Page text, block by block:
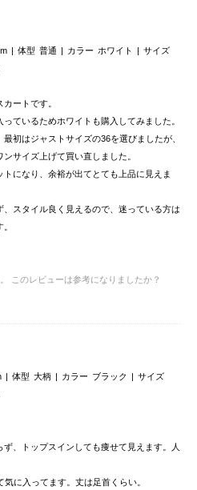
体型 普通 カラー ホワイト
サイズ
ートです。
ているためホワイトも購入してみました。
初はジャストサイズの36を選びましたが、
サイズ上げて買い直しました。
になり、余裕が出てとても上品に見えま
スタイル良く見えるので、迷っている方は
このレビューは参考になりましたか？
体型 大柄 カラー ブラック
サイズ
、トップスインしても痩せて見えます。人
に入ってます。丈は足首くらい。